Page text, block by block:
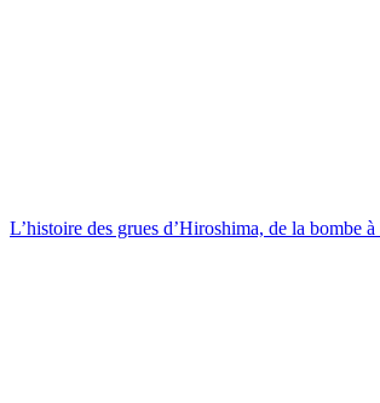
L’histoire des grues d’Hiroshima, de la bombe à